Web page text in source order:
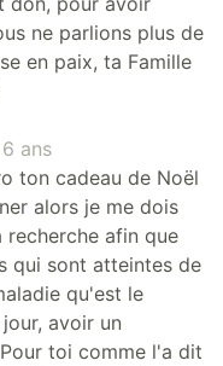
ne parlions plus de
en paix, ta Famille
ans
ton cadeau de Noël
alors je me dois
afin que
qui sont atteintes de
qu'est le
avoir un
toi comme l'a dit